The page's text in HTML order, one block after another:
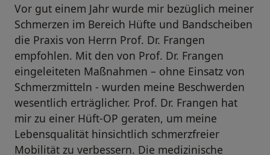
Vor gut einem Jahr wurde mir bezüglich meiner
Schmerzen im Bereich Hüfte und Bandscheiben
die Praxis von Herrn Prof. Dr. Frangen
empfohlen. Mit den von Prof. Dr. Frangen
eingeleiteten Maßnahmen – ohne Einsatz von
Schmerzmitteln - wurden meine Beschwerden
wesentlich erträglicher. Prof. Dr. Frangen hat
mir zu einer Hüft-OP geraten, um meine
Lebensqualität hinsichtlich schmerzfreier
Mobilität zu verbessern. Die medizinische